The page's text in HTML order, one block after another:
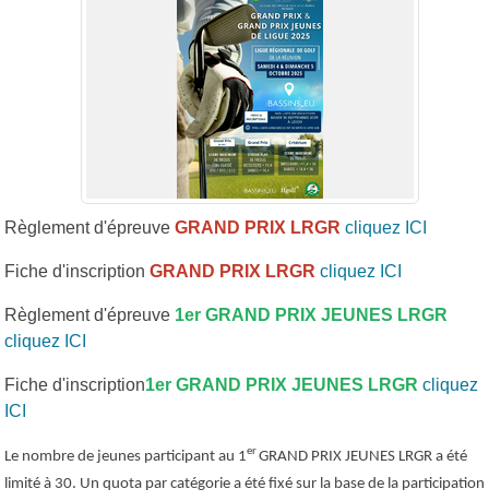
Règlement d'épreuve GRAND PRIX LRGR cliquez ICI
Fiche d'inscription GRAND PRIX LRGR cliquez ICI
Règlement d'épreuve 1er GRAND PRIX JEUNES LRGR
cliquez ICI
Fiche d'inscription1er GRAND PRIX JEUNES LRGR cliquez
ICI
Le nombre de jeunes participant au 1erGRAND PRIX JEUNES LRGR a été
limité à 30. Un quota par catégorie a été fixé sur la base de la participation